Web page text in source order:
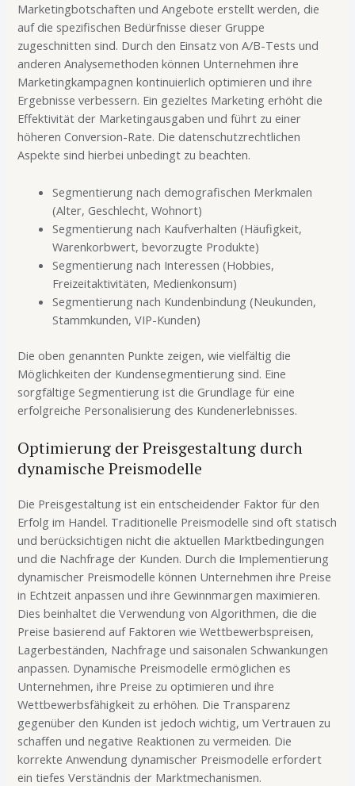
Marketingbotschaften und Angebote erstellt werden, die
auf die spezifischen Bedürfnisse dieser Gruppe
zugeschnitten sind. Durch den Einsatz von A/B-Tests und
anderen Analysemethoden können Unternehmen ihre
Marketingkampagnen kontinuierlich optimieren und ihre
Ergebnisse verbessern. Ein gezieltes Marketing erhöht die
Effektivität der Marketingausgaben und führt zu einer
höheren Conversion-Rate. Die datenschutzrechtlichen
Aspekte sind hierbei unbedingt zu beachten.
Segmentierung nach demografischen Merkmalen
(Alter, Geschlecht, Wohnort)
Segmentierung nach Kaufverhalten (Häufigkeit,
Warenkorbwert, bevorzugte Produkte)
Segmentierung nach Interessen (Hobbies,
Freizeitaktivitäten, Medienkonsum)
Segmentierung nach Kundenbindung (Neukunden,
Stammkunden, VIP-Kunden)
Die oben genannten Punkte zeigen, wie vielfältig die
Möglichkeiten der Kundensegmentierung sind. Eine
sorgfältige Segmentierung ist die Grundlage für eine
erfolgreiche Personalisierung des Kundenerlebnisses.
Optimierung der Preisgestaltung durch
dynamische Preismodelle
Die Preisgestaltung ist ein entscheidender Faktor für den
Erfolg im Handel. Traditionelle Preismodelle sind oft statisch
und berücksichtigen nicht die aktuellen Marktbedingungen
und die Nachfrage der Kunden. Durch die Implementierung
dynamischer Preismodelle können Unternehmen ihre Preise
in Echtzeit anpassen und ihre Gewinnmargen maximieren.
Dies beinhaltet die Verwendung von Algorithmen, die die
Preise basierend auf Faktoren wie Wettbewerbspreisen,
Lagerbeständen, Nachfrage und saisonalen Schwankungen
anpassen. Dynamische Preismodelle ermöglichen es
Unternehmen, ihre Preise zu optimieren und ihre
Wettbewerbsfähigkeit zu erhöhen. Die Transparenz
gegenüber den Kunden ist jedoch wichtig, um Vertrauen zu
schaffen und negative Reaktionen zu vermeiden. Die
korrekte Anwendung dynamischer Preismodelle erfordert
ein tiefes Verständnis der Marktmechanismen.